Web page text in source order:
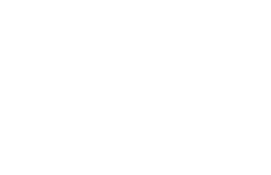
e truques
culinárias e nós